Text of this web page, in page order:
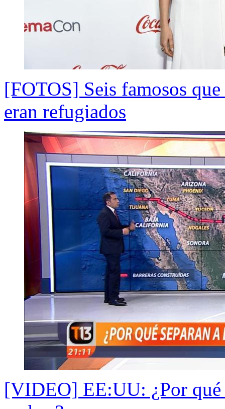
[FOTOS] Seis famosos
eran refugiados
[VIDEO] EE:UU: ¿Por qué